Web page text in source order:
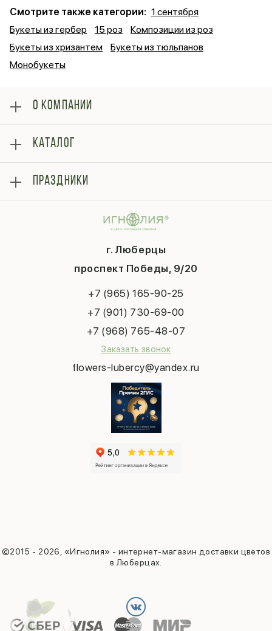
Смотрите также категории: 1 сентября
Букеты из гербер
15 роз
Композиции из роз
Букеты из хризантем
Букеты из тюльпанов
Монобукеты
г. Люберцы
проспект Победы, 9/20
+7 (965) 165-90-25
+7 (901) 730-69-00
+7 (968) 765-48-07
Заказать звонок
flowers-lubercy@yandex.ru
©2015 - 2026, «Игнолия» - интернет-магазин доставки цветов
в Люберцах.
О КОМПАНИИ
Оплата
Отзывы
Блог
Гарантии
Контакты
Публичная оферта
КАТАЛОГ
Букеты
Композиции
ПРАЗДНИКИ
Последний звонок